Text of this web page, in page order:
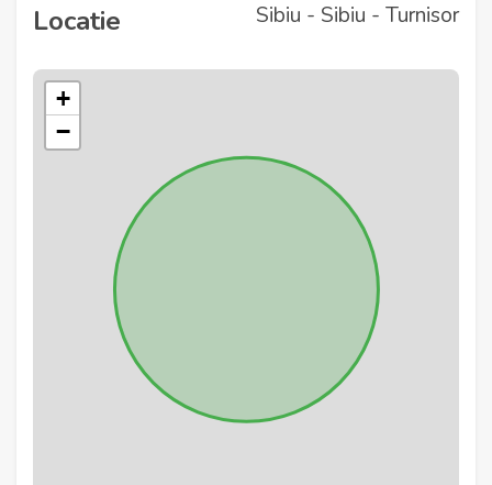
Locatie Sibiu - Sibiu - Turnisor
+
−